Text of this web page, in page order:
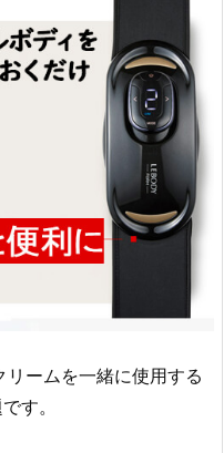
リームを一緒に使用する
す。